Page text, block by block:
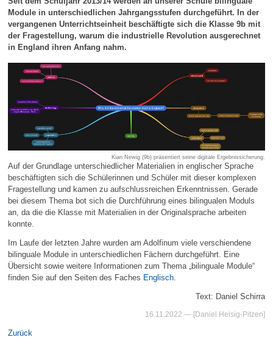
Module in unterschiedlichen Jahrgangsstufen durchgeführt. In der
vergangenen Unterrichtseinheit beschäftigte sich die Klasse 9b mit
der Fragestellung, warum die industrielle Revolution ausgerechnet
in England ihren Anfang nahm.
Kian Newig (9b) präsentiert seine digitale Ergebnissicherung.
Auf der Grundlage unterschiedlicher Materialien in englischer Sprache
beschäftigten sich die Schülerinnen und Schüler mit dieser komplexen
Fragestellung und kamen zu aufschlussreichen Erkenntnissen. Gerade
bei diesem Thema bot sich die Durchführung eines bilingualen Moduls
an, da die die Klasse mit Materialien in der Originalsprache arbeiten
konnte.
Im Laufe der letzten Jahre wurden am Adolfinum viele verschiendene
bilinguale Module in unterschiedlichen Fächern durchgeführt. Eine
Übersicht sowie weitere Informationen zum Thema „bilinguale Module“
finden Sie auf den Seiten des Faches Englisch.
Text: Daniel Schirra
16.11.2022 — [Daniel Heisig-Pitzen]
Zurück